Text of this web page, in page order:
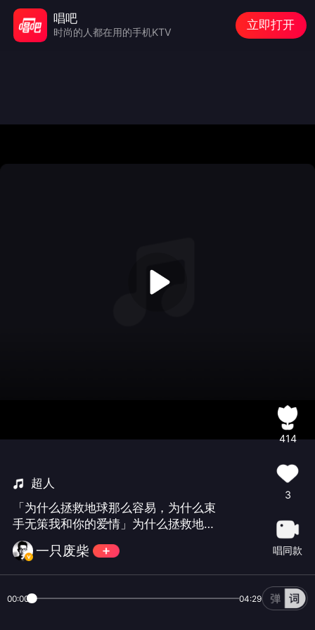
超人
「为什么拯救地球那么容易，为什么束
手无策我和你的爱情」为什么拯救地球
终于完美结局
一只废柴
414
3
唱同款
00:00 04:29
唱吧
时尚的人都在用的手机KTV
立即打开